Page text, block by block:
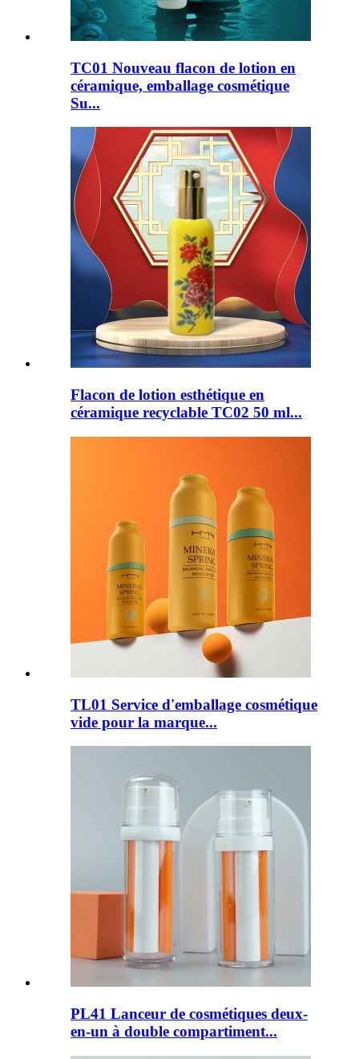
TC01 Nouveau flacon de lotion en
céramique, emballage cosmétique
Su...
Flacon de lotion esthétique en
céramique recyclable TC02 50 ml...
TL01 Service d'emballage cosmétique
vide pour la marque...
PL41 Lanceur de cosmétiques deux-
en-un à double compartiment...